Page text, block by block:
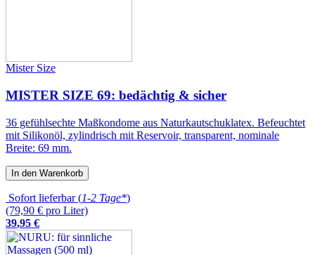
Mister Size
MISTER SIZE 69: bedächtig & sicher
36 gefühlsechte Maßkondome aus Naturkautschuklatex. Befeuchtet
mit Silikonöl, zylindrisch mit Reservoir, transparent, nominale
Breite: 69 mm.
In den Warenkorb
Sofort lieferbar (1-2 Tage*)
(79,90 € pro Liter)
39,95 €